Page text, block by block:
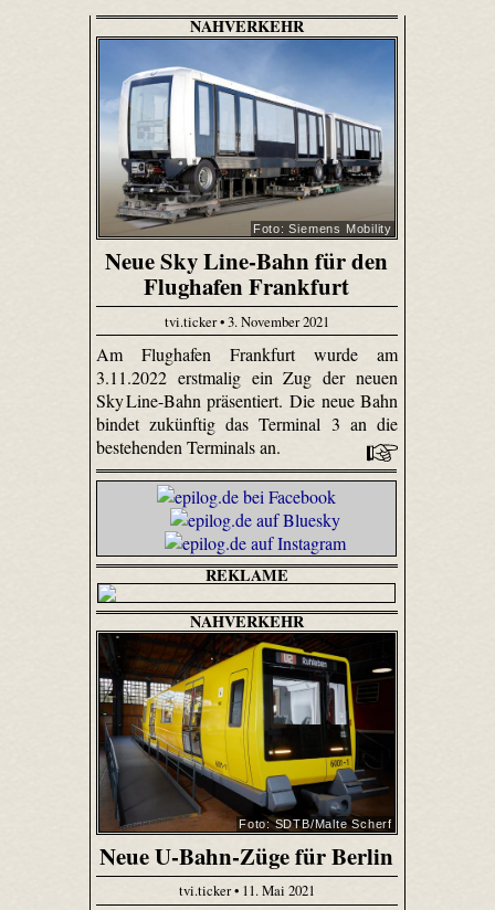
NAHVERKEHR
Foto: Siemens Mobility
Neue Sky Line-Bahn für den
Flughafen Frankfurt
tvi.ticker • 3. November 2021
Am Flughafen Frankfurt wurde am
3.11.2022 erstmalig ein Zug der neuen
Sky Line-Bahn präsentiert. Die neue Bahn
bindet zukünftig das Terminal 3 an die
bestehenden Terminals an.
REKLAME
NAHVERKEHR
Foto: SDTB/Malte Scherf
Neue U-Bahn-Züge für Berlin
tvi.ticker • 11. Mai 2021